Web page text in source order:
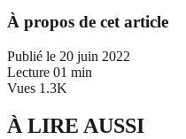
À propos de cet article
Publié le 20 juin 2022
Lecture 01 min
Vues 1.3K
À LIRE AUSSI